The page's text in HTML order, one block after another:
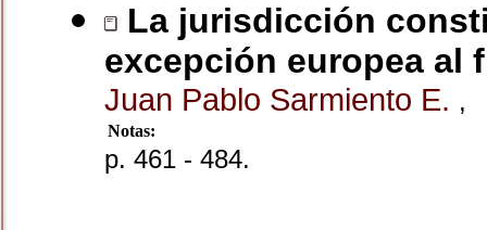
La jurisdicción
excepción europea al
Juan Pablo Sarmiento E. ,
Notas:
p. 461 - 484.